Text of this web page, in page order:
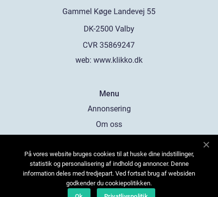
web: www.klikko.dk
Menu
Annonsering
Om oss
Kontakta oss
Sitemap
På vores website bruges cookies til at huske dine indstillinger,
statistik og personalisering af indhold og annoncer. Denne
information deles med tredjepart. Ved fortsat brug af websiden
godkender du cookiepolitikken.